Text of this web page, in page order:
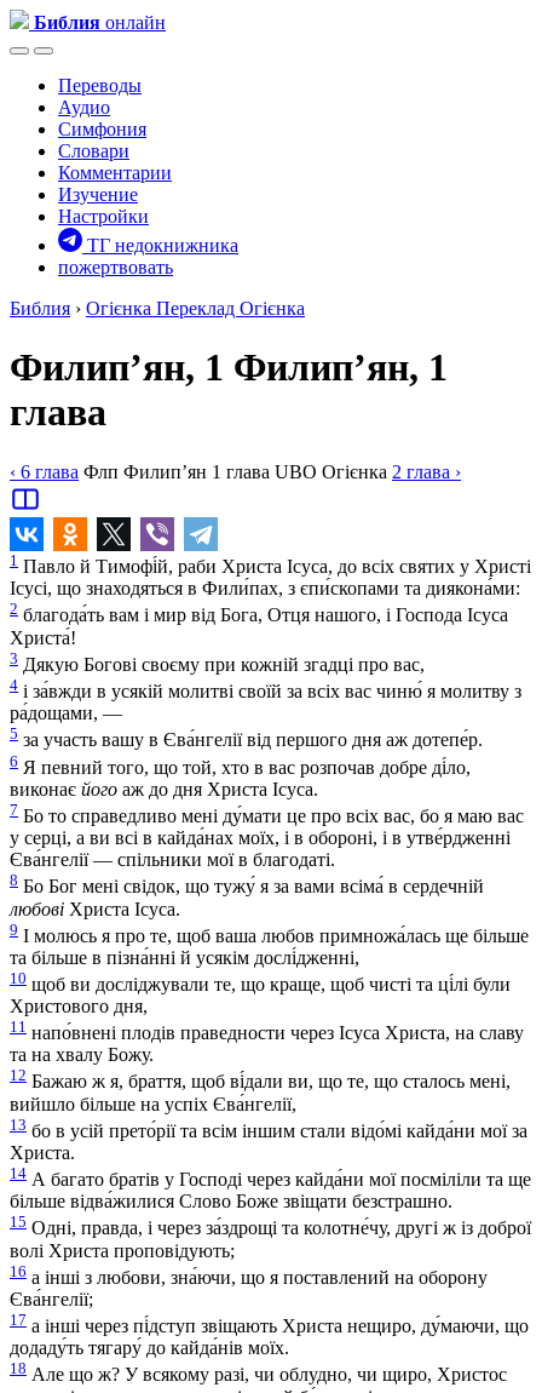
Библия онлайн
Переводы
Аудио
Симфония
Словари
Комментарии
Изучение
Настройки
ТГ недокнижника
пожертвовать
Библия › Огієнка Переклад Огієнка
Филип’ян, 1 Филип’ян, 1
глава
‹ 6 глава Флп Филип’ян 1 глава UBO Огієнка 2 глава ›
1 Павло й Тимофі́й, раби Христа Ісуса, до всіх святих у Христі
Ісусі, що знаходяться в Фили́пах, з єпи́скопами та диякона́ми:
2 благода́ть вам і мир від Бога, Отця нашого, і Господа Ісуса
Христа́!
3 Дякую Богові своєму при кожній згадці про вас,
4 і за́вжди в усякій молитві своїй за всіх вас чиню́ я молитву з
ра́дощами, —
5 за участь вашу в Єва́нгелії від першого дня аж дотепе́р.
6 Я певний того, що той, хто в вас розпочав добре ді́ло,
виконає його аж до дня Христа Ісуса.
7 Бо то справедливо мені ду́мати це про всіх вас, бо я маю вас
у серці, а ви всі в кайда́нах моїх, і в обороні, і в утве́рдженні
Єва́нгелії — спільники мої в благодаті.
8 Бо Бог мені свідок, що тужу́ я за вами всіма́ в сердечній
любові Христа Ісуса.
9 І молюсь я про те, щоб ваша любов примножа́лась ще більше
та більше в пізна́нні й усякім дослі́дженні,
10 щоб ви досліджували те, що краще, щоб чисті та ці́лі були
Христового дня,
11 напо́внені плодів праведности через Ісуса Христа, на славу
та на хвалу Божу.
12 Бажаю ж я, браття, щоб ві́дали ви, що те, що сталось мені,
вийшло більше на успіх Єва́нгелії,
13 бо в усій прето́рії та всім іншим стали відо́мі кайда́ни мої за
Христа.
14 А багато братів у Господі через кайда́ни мої посміліли та ще
більше відва́жилися Слово Боже звіщати безстрашно.
15 Одні, правда, і через за́здрощі та колотне́чу, другі ж із доброї
волі Христа проповідують;
16 а інші з любови, зна́ючи, що я поставлений на оборону
Єва́нгелії;
17 а інші через пі́дступ звіщають Христа нещиро, ду́маючи, що
додаду́ть тягару́ до кайда́нів моїх.
18 Але що ж? У всякому разі, чи облудно, чи щиро, Христос